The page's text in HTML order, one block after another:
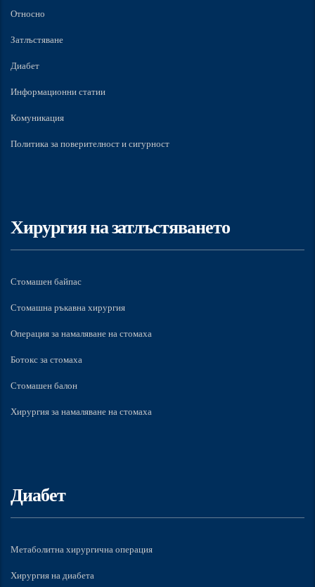
Относно
Затлъстяване
Диабет
Информационни статии
Комуникация
Политика за поверителност и сигурност
Хирургия на затлъстяването
Стомашен байпас
Стомашна ръкавна хирургия
Операция за намаляване на стомаха
Ботокс за стомаха
Стомашен балон
Хирургия за намаляване на стомаха
Диабет
Метаболитна хирургична операция
Хирургия на диабета